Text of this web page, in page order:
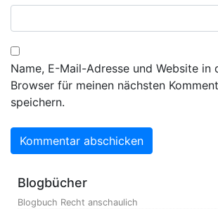
Name, E-Mail-Adresse und Website in
Browser für meinen nächsten
speichern.
Blogbücher
Blogbuch Recht anschaulich